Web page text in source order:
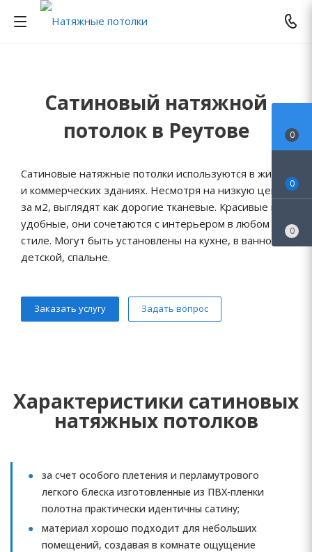
Сатиновый натяжной
потолок в Реутове
Сатиновые натяжные потолки используются в жилых
и коммерческих зданиях. Несмотря на низкую цену
за м2, выглядят как дорогие тканевые. Красивые и
удобные, они сочетаются с интерьером в любом
стиле. Могут быть установлены на кухне, в ванной,
детской, спальне.
Заказать услугу Задать вопрос
Характеристики сатиновых
натяжных потолков
за счет особого плетения и перламутрового
легкого блеска изготовленные из ПВХ-пленки
полотна практически идентичны сатину;
материал хорошо подходит для небольших
помещений, создавая в комнате ощущение
0
0
0